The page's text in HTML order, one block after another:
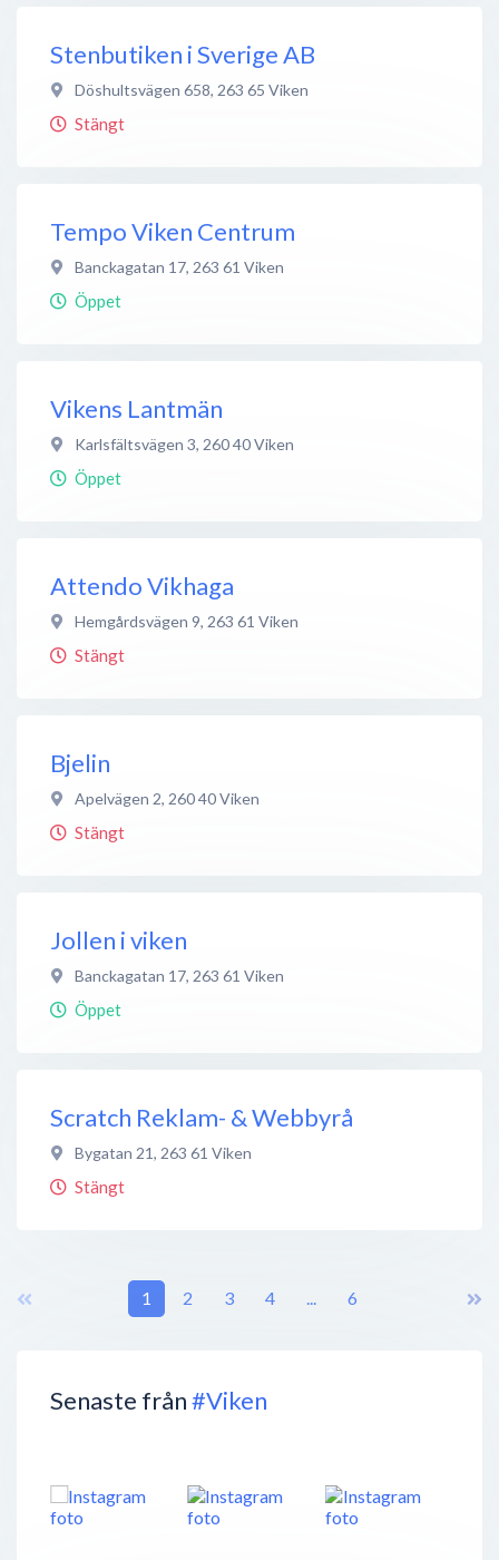
Senaste från#Viken
Stenbutiken i Sverige AB
Döshultsvägen 658, 263 65 Viken
Stängt
Tempo Viken Centrum
Banckagatan 17, 263 61 Viken
Öppet
Vikens Lantmän
Karlsfältsvägen 3, 260 40Viken
Öppet
Attendo Vikhaga
Hemgårdsvägen 9, 263 61 Viken
Stängt
Bjelin
Apelvägen 2, 260 40Viken
Stängt
Jollen i viken
Banckagatan 17, 263 61 Viken
Öppet
Scratch Reklam- & Webbyrå
Bygatan 21, 263 61 Viken
Stängt
1 2 3 4 ... 6